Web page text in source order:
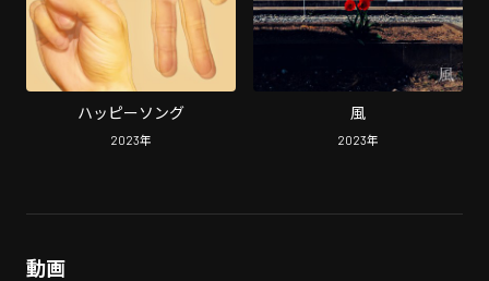
ハッピーソング
2023年
風
2023年
動画